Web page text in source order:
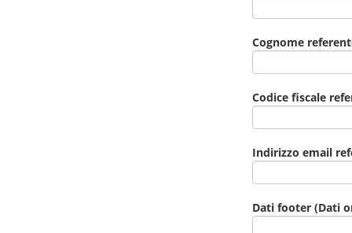
Cognome
Codice fiscale
Indirizzo email
Dati footer (Dati